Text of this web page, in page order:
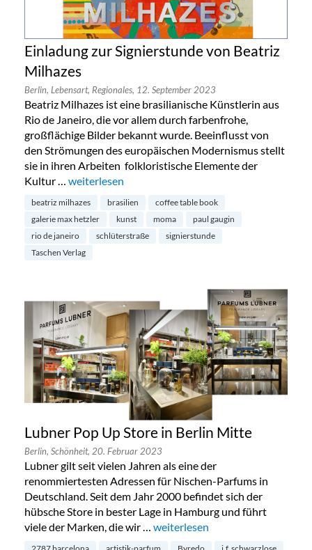
Einladung zur Signierstunde von Beatriz
Milhazes
Berlin, Lebensart, Regionales, 12. September 2023
Beatriz Milhazes ist eine brasilianische Künstlerin aus
Rio de Janeiro, die vor allem durch farbenfrohe,
großflächige Bilder bekannt wurde. Beeinflusst von
den Strömungen des europäischen Modernismus stellt
sie in ihren Arbeiten folkloristische Elemente der
Kultur … „Einladung zur Signierstunde von Beatriz Milhazes“
weiterlesen
beatriz milhazes brasilien
coffee table book
galerie max hetzler
kunst moma
paul gaugin
rio de janeiro
schlüterstraße
signierstunde
Taschen Verlag
Lubner Pop Up Store in Berlin Mitte
Berlin, Schönheit, 20. Februar 2023
Lubner gilt seit vielen Jahren als eine der
renommiertesten Adressen für Nischen-Parfums in
Deutschland. Seit dem Jahr 2000 befindet sich der
hübsche Store in bester Lage in Hamburg und führt
viele der Marken, die wir … „Lubner Pop Up Store in Berlin
weiterlesen